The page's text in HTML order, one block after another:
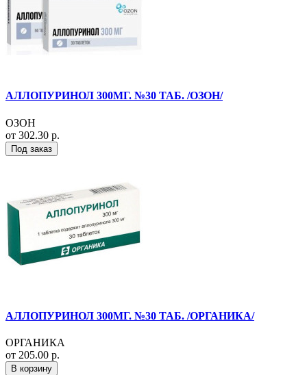
АЛЛОПУРИНОЛ 300МГ. №30 ТАБ. /ОЗОН/
ОЗОН
от 302.30 р.
Под заказ
АЛЛОПУРИНОЛ 300МГ. №30 ТАБ. /ОРГАНИКА/
ОРГАНИКА
от 205.00 р.
В корзину